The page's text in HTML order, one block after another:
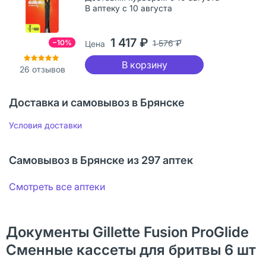
−10%
26 отзывов
В аптеку с 10 августа
Цена 1 417 ₽ 1 576 ₽
В корзину
Доставка и самовывоз в Брянске
Условия доставки
Самовывоз в Брянске из 297 аптек
Смотреть все аптеки
Документы Gillette Fusion ProGlide
Сменные кассеты для бритвы 6 шт